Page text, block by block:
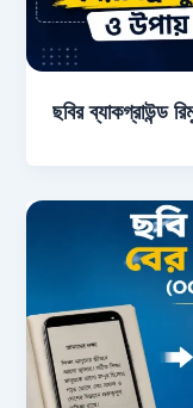
ছবির ব্যাকগ্রাউন্ড